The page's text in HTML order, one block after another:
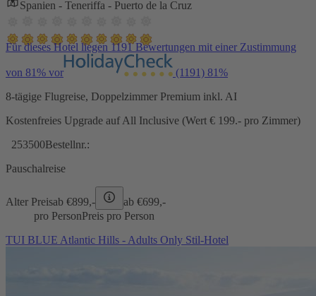
Spanien - Teneriffa - Puerto de la Cruz
Für dieses Hotel liegen 1191 Bewertungen mit einer Zustimmung
von 81% vor (1191) 81%
8-tägige Flugreise, Doppelzimmer Premium inkl. AI
Kostenfreies Upgrade auf All Inclusive (Wert € 199.- pro Zimmer)
253500Bestellnr.:
Pauschalreise
Alter Preisab €899,- ab €699,-
pro PersonPreis pro Person
TUI BLUE Atlantic Hills - Adults Only Stil-Hotel